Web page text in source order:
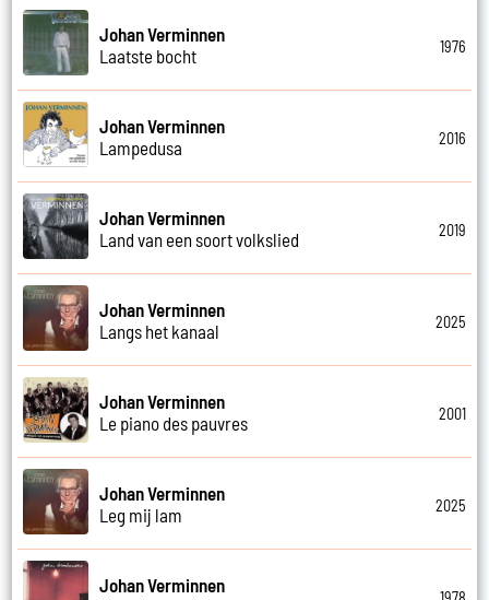
Johan Verminnen
Laatste bocht
1976
Johan Verminnen
Lampedusa
2016
Johan Verminnen
Land van een soort volkslied
2019
Johan Verminnen
Langs het kanaal
2025
Johan Verminnen
Le piano des pauvres
2001
Johan Verminnen
Leg mij lam
2025
Johan Verminnen